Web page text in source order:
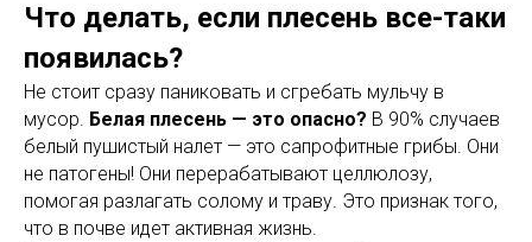
Что делать, если плесень все-таки
появилась?
Не стоит сразу паниковать и сгребать мульчу в
мусор. Белая плесень — это опасно? В 90% случаев
белый пушистый налет — это сапрофитные грибы. Они
не патогены! Они перерабатывают целлюлозу,
помогая разлагать солому и траву. Это признак того,
что в почве идет активная жизнь.